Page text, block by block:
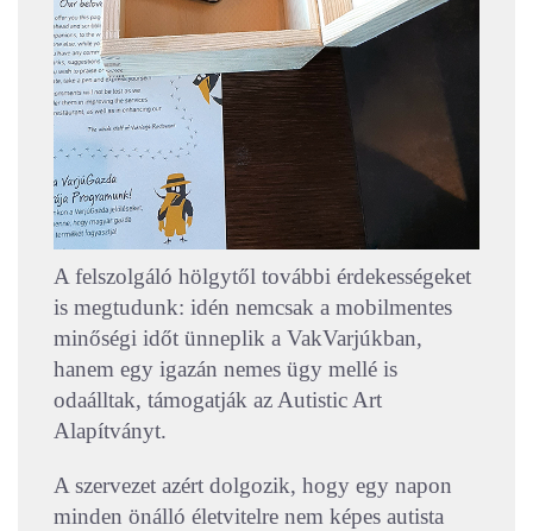
A felszolgáló hölgytől további érdekességeket
is megtudunk: idén nemcsak a mobilmentes
minőségi időt ünneplik a VakVarjúkban,
hanem egy igazán nemes ügy mellé is
odaálltak, támogatják az Autistic Art
Alapítványt.
A szervezet azért dolgozik, hogy egy napon
minden önálló életvitelre nem képes autista